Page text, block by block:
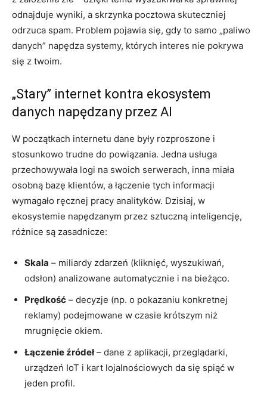
odnajduje wyniki, a skrzynka pocztowa skuteczniej
odrzuca spam. Problem pojawia się, gdy to samo „paliwo
danych” napędza systemy, których interes nie pokrywa
się z twoim.
„Stary” internet kontra ekosystem
danych napędzany przez AI
W początkach internetu dane były rozproszone i
stosunkowo trudne do powiązania. Jedna usługa
przechowywała logi na swoich serwerach, inna miała
osobną bazę klientów, a łączenie tych informacji
wymagało ręcznej pracy analityków. Dzisiaj, w
ekosystemie napędzanym przez sztuczną inteligencję,
różnice są zasadnicze:
Skala – miliardy zdarzeń (kliknięć, wyszukiwań,
odsłon) analizowane automatycznie i na bieżąco.
Prędkość – decyzje (np. o pokazaniu konkretnej
reklamy) podejmowane w czasie krótszym niż
mrugnięcie okiem.
Łączenie źródeł– dane z aplikacji, przeglądarki,
urządzeń IoT i kart lojalnościowych da się spiąć w
jeden profil.